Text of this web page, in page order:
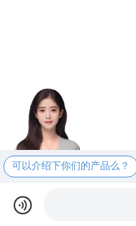
可以介绍下你们的产品么？